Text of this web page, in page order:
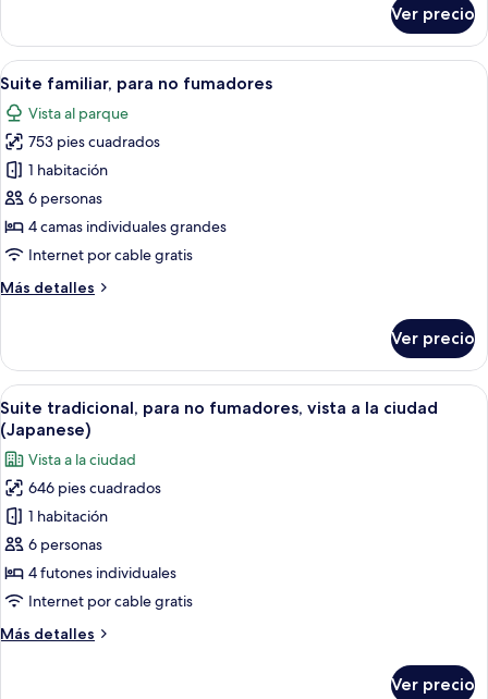
triple
superior,
para
fumadores
Ver precio
Abrir
todas
las
fotos
de
Suite
familiar,
para
fumadores
Una habitación de hotel con una
5
Suite familiar, para no fumadores
Vista al parque
753 pies cuadrados
1 habitación
6 personas
4 camas individuales grandes
Internet por cable gratis
Más detalles
Más
familiar,
para
no
fumadores
Ver precio
Abrir
todas
las
fotos
de
Suite
tradicional,
para
no
vista
Una habitación japonesa tradicional
3
Suite tradicional, para no fumadores, vista a la ciudad
(Japanese)
Vista a la ciudad
646 pies cuadrados
1 habitación
6 personas
4 futones individuales
Internet por cable gratis
Más detalles
Más
Ver precio